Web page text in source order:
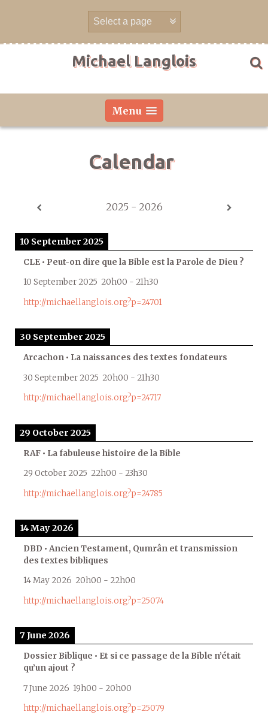
Michael Langlois
Menu
Calendar
2025 - 2026
10 September 2025
CLE • Peut-on dire que la Bible est la Parole de Dieu ?
10 September 2025 20h00 - 21h30
http://michaellanglois.org?p=24701
30 September 2025
Arcachon • La naissances des textes fondateurs
30 September 2025 20h00 - 21h30
http://michaellanglois.org?p=24717
29 October 2025
RAF • La fabuleuse histoire de la Bible
29 October 2025 22h00 - 23h30
http://michaellanglois.org?p=24785
14 May 2026
DBD • Ancien Testament, Qumrân et transmission
des textes bibliques
14 May 2026 20h00 - 22h00
http://michaellanglois.org?p=25074
7 June 2026
Dossier Biblique • Et si ce passage de la Bible n’était
qu’un ajout ?
7 June 2026 19h00 - 20h00
http://michaellanglois.org?p=25079